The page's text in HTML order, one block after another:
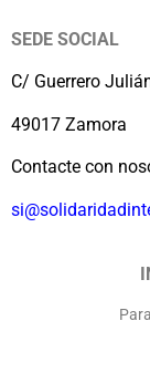
SEDE SOCIAL
C/ Guerrero
49017 Zamora
Contacte con